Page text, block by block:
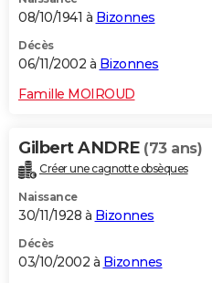
08/10/1941 à Bizonnes
Décès
06/11/2002 à Bizonnes
Famille MOIROUD
Gilbert ANDRE (73 ans)
Créer une cagnotte obsèques
Naissance
30/11/1928 à Bizonnes
Décès
03/10/2002 à Bizonnes